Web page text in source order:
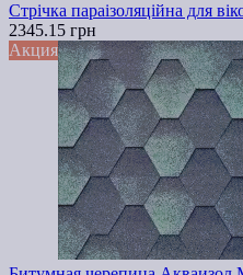
Стрічка параізоляційна для
2345.15 грн
Акция